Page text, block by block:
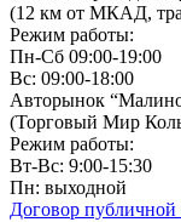
(12 км от МКАД,
Режим работы:
Пн-Сб 09:00-19:00
Вс: 09:00-18:00
Авторынок
(Торговый Мир
Режим работы:
Вт-Вс: 9:00-15:30
Пн: выходной
Договор